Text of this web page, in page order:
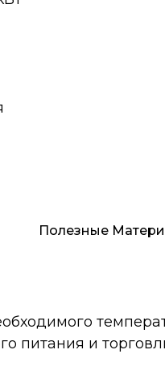
Полезные
питания и